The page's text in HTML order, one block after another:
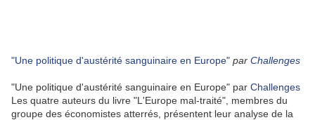
"Une politique d'austérité sanguinaire en Europe" par Challenges
"Une politique d'austérité sanguinaire en Europe" par Challenges
Les quatre auteurs du livre "L'Europe mal-traité", membres du
groupe des économistes atterrés, présentent leur analyse de la